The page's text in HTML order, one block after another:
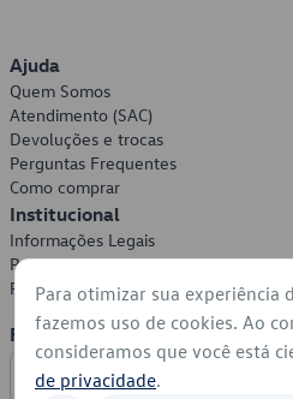
Ajuda
Quem Somos
Atendimento (SAC)
Devoluções e trocas
Perguntas Frequentes
Como comprar
Institucional
Informações Legais
Política de Privacidade
Política de Cookies
Formas de Pagamento
Para otimizar sua experiência
fazemos uso de cookies. Ao
consideramos que você está
de privacidade.